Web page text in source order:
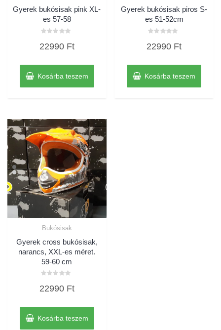
Gyerek bukósisak pink XL-
es 57-58
0
22990 Ft
Kosárba teszem
Gyerek bukósisak piros S-
es 51-52cm
0
22990 Ft
Kosárba teszem
Bukósisak
Gyerek cross bukósisak,
narancs, XXL-es méret.
59-60 cm
0
22990 Ft
Kosárba teszem